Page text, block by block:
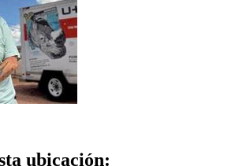
ubicación: